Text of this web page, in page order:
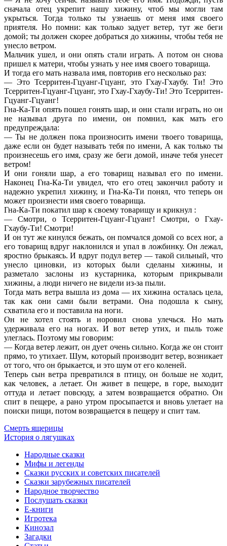
сначала отец укрепит нашу хижину, чтоб мы могли там
укрыться. Тогда только ты узнаешь от меня имя своего
приятеля. Но помни: как только задует ветер, тут же беги
домой; ты должен скорее добраться до хижины, чтобы тебя не
унесло ветром.
Мальчик ушел, и они опять стали играть. А потом он снова
пришел к матери, чтобы узнать у нее имя своего товарища.
И тогда его мать назвала имя, повторив его несколько раз:
— Это Тсерритен-Гцуанг-Гцуанг, это Гхау-Гхаубу. Ти! Это
Тсерритен-Гцуанг-Гцуанг, это Гхау-Гхаубу-Ти! Это Тсерритен-
Гцуанг-Гцуанг!
Гна-Ка-Ти опять пошел гонять шар, и они стали играть, но он
не называл друга по имени, он помнил, как мать его
предупреждала:
— Ты не должен пока произносить имени твоего товарища,
даже если он будет называть тебя по имени, А как только ты
произнесешь его имя, сразу же беги домой, иначе тебя унесет
ветром!
И они гоняли шар, а его товарищ называл его по имени.
Наконец Гна-Ка-Ти увидел, что его отец закончил работу и
надежно укрепил хижину, и Гна-Ка-Ти понял, что теперь он
может произнести имя своего товарища.
Гна-Ка-Ти покатил шар к своему товарищу и крикнул :
— Смотри, о Тсерритен-Гцуанг-Гцуанг! Смотри, о Гхау-
Гхаубу-Ти! Смотри!
И он тут же кинулся бежать, он помчался домой со всех ног, а
его товарищ вдруг наклонился и упал в ложбинку. Он лежал,
яростно брыкаясь. И вдруг подул ветер — такой сильный, что
унесло циновки, из которых были сделаны хижины, и
разметало заслоны из кустарника, которым прикрывали
хижины, а люди ничего не видели из-за пыли.
Тогда мать ветра вышла из дома — их хижина осталась цела,
так как они сами были ветрами. Она подошла к сыну,
схватила его и поставила на ноги.
Он не хотел стоять и норовил снова улечься. Но мать
удерживала его на ногах. И вот ветер утих, и пыль тоже
улеглась. Поэтому мы говорим:
— Когда ветер лежит, он дует очень сильно. Когда же он стоит
прямо, то утихает. Шум, который производит ветер, возникает
от того, что он брыкается, и это шум от его коленей.
Теперь сын ветра превратился в птицу, он больше не ходит,
как человек, а летает. Он живет в пещере, в горе, выходит
оттуда и летает повсюду, а затем возвращается обратно. Он
спит в пещере, а рано утром просыпается и вновь улетает на
поиски пищи, потом возвращается в пещеру и спит там.
Смерть ящерицы
История о лягушках
Народные сказки
Мифы и легенды
Сказки русских и советских писателей
Сказки зарубежных писателей
Народное творчество
Послушать сказки
Е-книги
Игротека
Кинозал
Загадки